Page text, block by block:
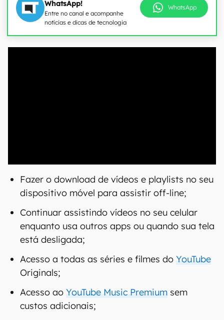
WhatsApp!
Entre no canal e acompanhe
notícias e dicas de tecnologia
WhatsApp
Fazer o download de vídeos e playlists no seu
dispositivo móvel para assistir off-line;
Continuar assistindo vídeos no seu celular
enquanto usa outros apps ou quando sua tela
está desligada;
Acesso a todas as séries e filmes do YouTube
Originals;
Acesso ao YouTube Music Premium sem
custos adicionais;